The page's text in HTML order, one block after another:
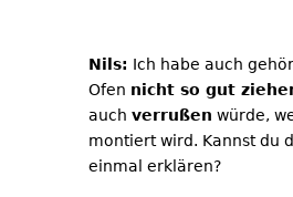
Nils: Ich habe auch
Ofen nicht so gut
auch verrußen würde,
montiert wird. Kannst du
einmal erklären?